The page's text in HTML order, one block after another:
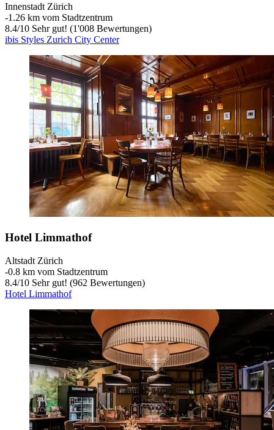
Innenstadt Zürich
‐1.26 km vom Stadtzentrum
8.4/10 Sehr gut! (1'008 Bewertungen)
ibis Styles Zurich City Center
Hotel Limmathof
Altstadt Zürich
‐0.8 km vom Stadtzentrum
8.4/10 Sehr gut! (962 Bewertungen)
Hotel Limmathof